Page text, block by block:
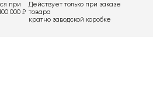
при
000 ₽
Действует только при заказе
товара
кратно заводской коробке